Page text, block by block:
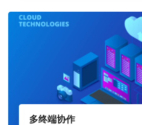
多终端协作